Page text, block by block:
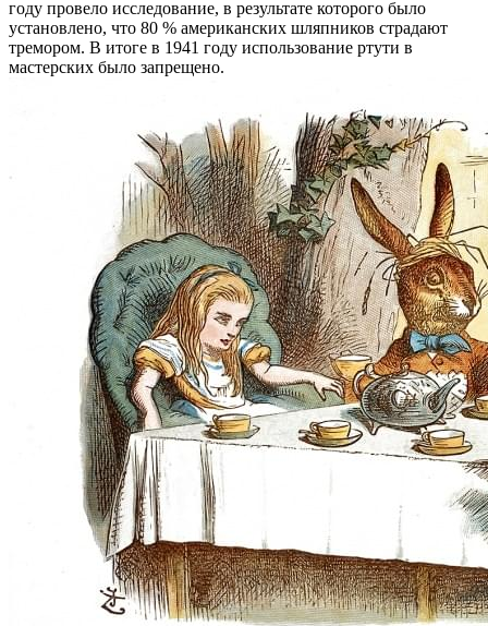
году провело исследование, в результате которого было
установлено, что 80 % американских шляпников страдают
тремором. В итоге в 1941 году использование ртути в
мастерских было запрещено.